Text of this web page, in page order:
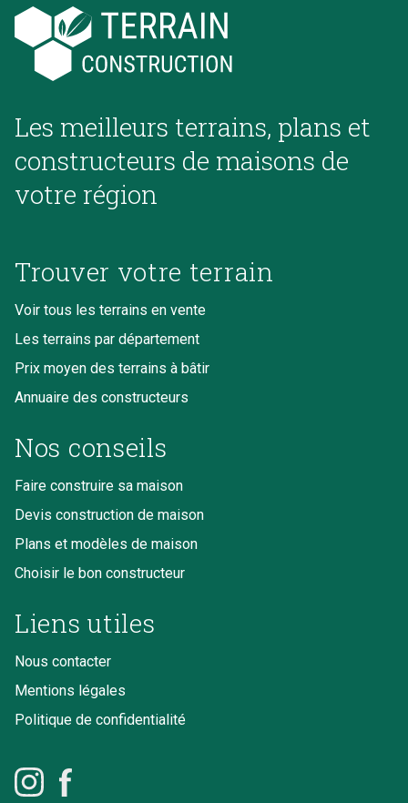
Les meilleurs terrains, plans et
constructeurs de maisons de
votre région
Trouver votre terrain
Voir tous les terrains en vente
Les terrains par département
Prix moyen des terrains à bâtir
Annuaire des constructeurs
Nos conseils
Faire construire sa maison
Devis construction de maison
Plans et modèles de maison
Choisir le bon constructeur
Liens utiles
Nous contacter
Mentions légales
Politique de confidentialité